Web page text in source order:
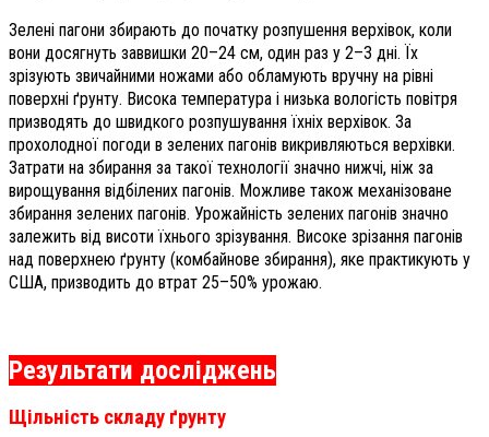
Зелені пагони збирають до початку розпушення верхівок, коли
вони досягнуть заввишки 20–24 см, один раз у 2–3 дні. Їх
зрізують звичайними ножами або обламують вручну на рівні
поверхні ґрунту. Висока температура і низька вологість повітря
призводять до швидкого розпушування їхніх верхівок. За
прохолодної погоди в зелених пагонів викривляються верхівки.
Затрати на збирання за такої технології значно нижчі, ніж за
вирощування відбілених пагонів. Можливе також механізоване
збирання зелених пагонів. Урожайність зелених пагонів значно
залежить від висоти їхнього зрізування. Високе зрізання пагонів
над поверхнею ґрунту (комбайнове збирання), яке практикують у
США, призводить до втрат 25–50% урожаю.
Результати досліджень
Щільність складу ґрунту